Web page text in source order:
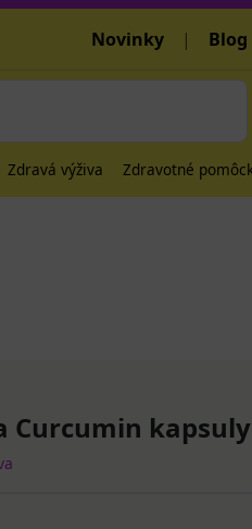
Novinky | Blog
Zdravá výživa Zdravotné
Curcumin